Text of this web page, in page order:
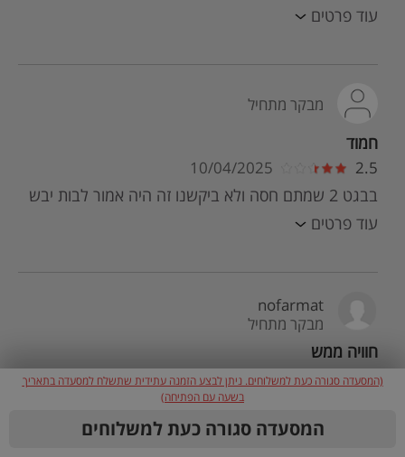
עוד פרטים
מבקר מתחיל
חמוד
2.5
10/04/2025
בבגט 2 שמתם חסה ולא ביקשנו זה היה אמור לבות יבש
עוד פרטים
nofarmat
מבקר מתחיל
חוויה ממש
5.0
26/03/2025
ממליצה מאוד הכל מגיע ארוז והכי חשוב חם והכל אסתטי
עוד פרטים
(המסעדה סגורה כעת למשלוחים. ניתן לבצע הזמנה עתידית שתשלח למסעדה בתאריך
בשעה עם הפתיחה)
המסעדה סגורה כעת למשלוחים